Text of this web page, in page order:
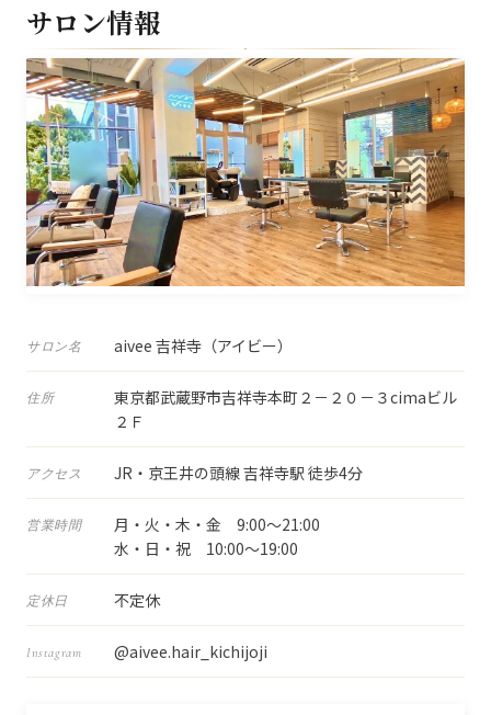
サロン情報
サロン名 aivee 吉祥寺（アイビー）
住所
東京都武蔵野市吉祥寺本町２－２０－３cimaビル
２Ｆ
アクセス JR・京王井の頭線 吉祥寺駅 徒歩4分
営業時間
月・火・木・金 9:00〜21:00
水・日・祝 10:00〜19:00
定休日 不定休
Instagram @aivee.hair_kichijoji